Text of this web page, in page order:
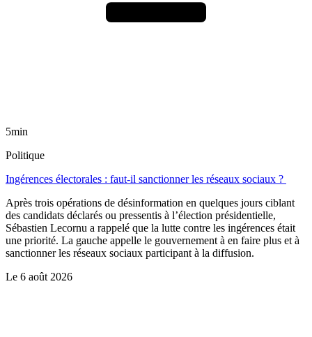
5min
Politique
Ingérences électorales : faut-il sanctionner les réseaux sociaux ?
Après trois opérations de désinformation en quelques jours ciblant
des candidats déclarés ou pressentis à l’élection présidentielle,
Sébastien Lecornu a rappelé que la lutte contre les ingérences était
une priorité. La gauche appelle le gouvernement à en faire plus et à
sanctionner les réseaux sociaux participant à la diffusion.
Le 6 août 2026